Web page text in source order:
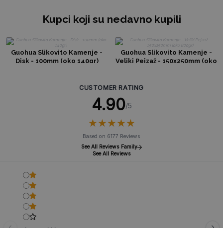
Kupci koji su nedavno kupili
Guohua Slikovito Kamenje -
Disk - 100mm (oko 140gr)
Guohua Slikovito Kamenje -
Veliki Pejzaž - 150x250mm (oko
CUSTOMER RATING
4.90/5
★★★★★
★★★★★
Based on 6177 Reviews
See All Reviews Family
See All Reviews